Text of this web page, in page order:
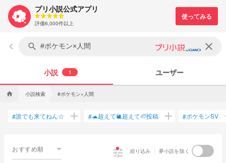
プリ小説公式アプリ
評価6,000件以上
keyboard_arrow_left search clear
小説 1 ユーザー
home 小説検索 #ポケモン×人間
#誰でも来てねん☆ add #🐢超えて🐌超えて🦥投稿 add #ポケモンSV
おすすめ順 tune 絞り込み 夢小説を除く